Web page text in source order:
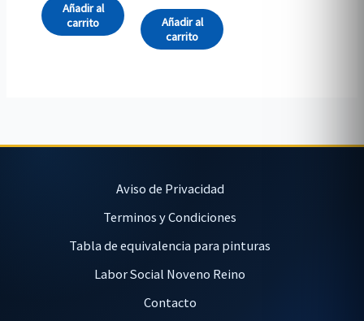
Añadir al
carrito
$1,302.00.
$1,260.00.
Añadir al
carrito
Aviso de Privacidad
Terminos y Condiciones
Tabla de equivalencia para pinturas
Labor Social Noveno Reino
Contacto